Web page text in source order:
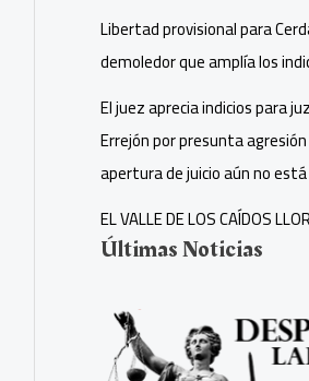
Libertad provisional para
demoledor que amplía los
El juez aprecia indicios para
Errejón por presunta
apertura de juicio aún no
EL VALLE DE LOS CAÍDOS
Últimas Noticias